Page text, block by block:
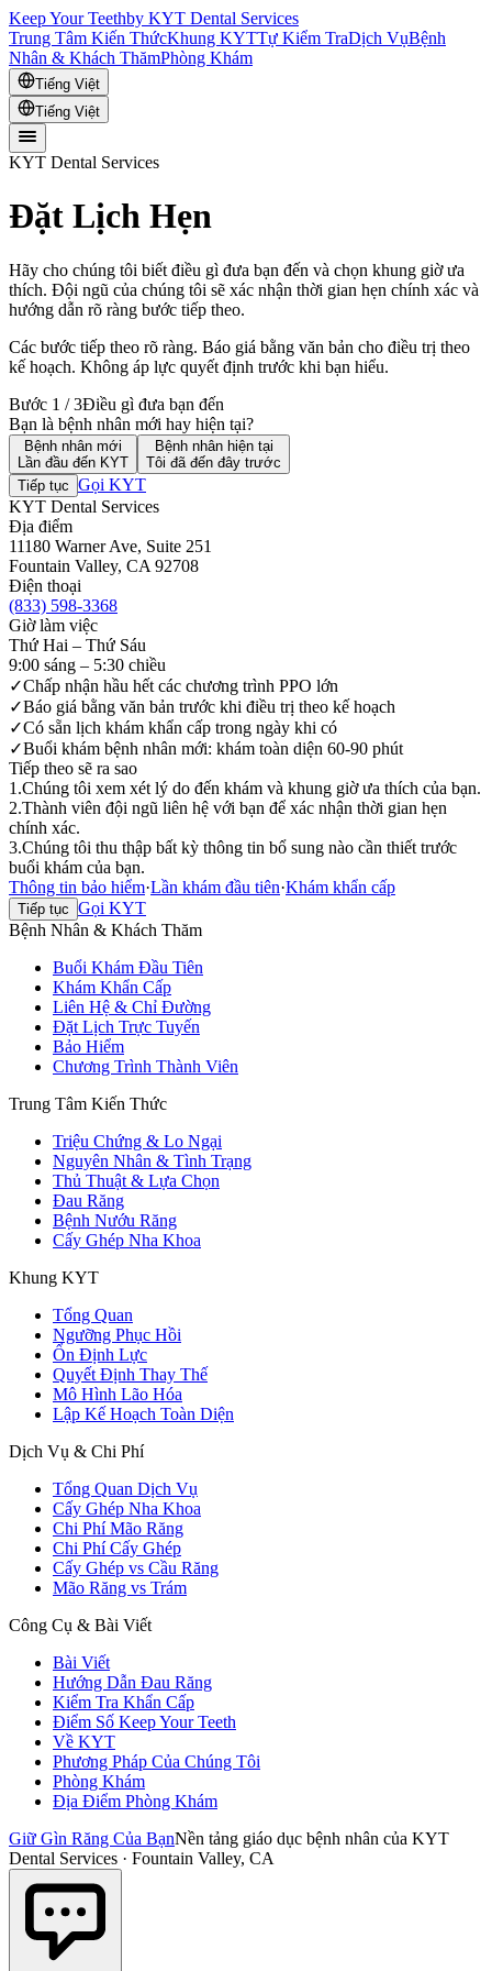
Keep Your Teethby KYT Dental Services
Trung Tâm Kiến ThứcKhung KYTTự Kiểm TraDịch VụBệnh
Nhân & Khách ThămPhòng Khám
Tiếng Việt
Tiếng Việt
KYT Dental Services
Đặt Lịch Hẹn
Hãy cho chúng tôi biết điều gì đưa bạn đến và chọn khung giờ ưa
thích. Đội ngũ của chúng tôi sẽ xác nhận thời gian hẹn chính xác và
hướng dẫn rõ ràng bước tiếp theo.
Các bước tiếp theo rõ ràng. Báo giá bằng văn bản cho điều trị theo
kế hoạch. Không áp lực quyết định trước khi bạn hiểu.
Bước 1 / 3Điều gì đưa bạn đến
Bạn là bệnh nhân mới hay hiện tại?
Bệnh nhân mới
Lần đầu đến KYT
Bệnh nhân hiện tại
Tôi đã đến đây trước
Tiếp tục Gọi KYT
KYT Dental Services
Địa điểm
11180 Warner Ave, Suite 251
Fountain Valley, CA 92708
Điện thoại
(833) 598-3368
Giờ làm việc
Thứ Hai – Thứ Sáu
9:00 sáng – 5:30 chiều
✓Chấp nhận hầu hết các chương trình PPO lớn
✓Báo giá bằng văn bản trước khi điều trị theo kế hoạch
✓Có sẵn lịch khám khẩn cấp trong ngày khi có
✓Buổi khám bệnh nhân mới: khám toàn diện 60-90 phút
Tiếp theo sẽ ra sao
1 .Chúng tôi xem xét lý do đến khám và khung giờ ưa thích của bạn.
2.Thành viên đội ngũ liên hệ với bạn để xác nhận thời gian hẹn
chính xác.
3.Chúng tôi thu thập bất kỳ thông tin bổ sung nào cần thiết trước
buổi khám của bạn.
Thông tin bảo hiểm·Lần khám đầu tiên·Khám khẩn cấp
Tiếp tục Gọi KYT
Bệnh Nhân & Khách Thăm
Buổi Khám Đầu Tiên
Khám Khẩn Cấp
Liên Hệ & Chỉ Đường
Đặt Lịch Trực Tuyến
Bảo Hiểm
Chương Trình Thành Viên
Trung Tâm Kiến Thức
Triệu Chứng & Lo Ngại
Nguyên Nhân & Tình Trạng
Thủ Thuật & Lựa Chọn
Đau Răng
Bệnh Nướu Răng
Cấy Ghép Nha Khoa
Khung KYT
Tổng Quan
Ngưỡng Phục Hồi
Ổn Định Lực
Quyết Định Thay Thế
Mô Hình Lão Hóa
Lập Kế Hoạch Toàn Diện
Dịch Vụ & Chi Phí
Tổng Quan Dịch Vụ
Cấy Ghép Nha Khoa
Chi Phí Mão Răng
Chi Phí Cấy Ghép
Cấy Ghép vs Cầu Răng
Mão Răng vs Trám
Công Cụ & Bài Viết
Bài Viết
Hướng Dẫn Đau Răng
Kiểm Tra Khẩn Cấp
Điểm Số Keep Your Teeth
Về KYT
Phương Pháp Của Chúng Tôi
Phòng Khám
Địa Điểm Phòng Khám
Giữ Gìn Răng Của BạnNền tảng giáo dục bệnh nhân của KYT
Dental Services · Fountain Valley, CA